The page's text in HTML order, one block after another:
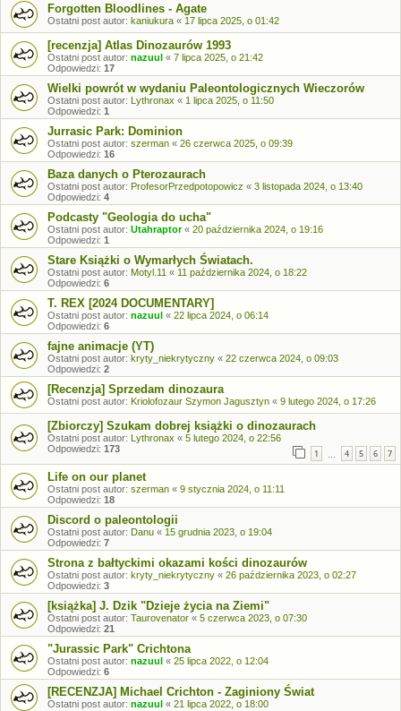
Forgotten Bloodlines - Agate
Ostatni post autor: kaniukura « 17 lipca 2025, o 01:42
[recenzja] Atlas Dinozaurów 1993
Ostatni post autor: nazuul « 7 lipca 2025, o 21:42
Odpowiedzi: 17
Wielki powrót w wydaniu Paleontologicznych Wieczorów
Ostatni post autor: Lythronax « 1 lipca 2025, o 11:50
Odpowiedzi: 1
Jurrasic Park: Dominion
Ostatni post autor: szerman « 26 czerwca 2025, o 09:39
Odpowiedzi: 16
Baza danych o Pterozaurach
Ostatni post autor: ProfesorPrzedpotopowicz « 3 listopada 2024, o 13:40
Odpowiedzi: 4
Podcasty "Geologia do ucha"
Ostatni post autor: Utahraptor« 20 października 2024, o 19:16
Odpowiedzi: 1
Stare Książki o Wymarłych Światach.
Ostatni post autor: Motyl.11 « 11 października 2024, o 18:22
Odpowiedzi: 6
T. REX [2024 DOCUMENTARY]
Ostatni post autor: nazuul « 22 lipca 2024, o 06:14
Odpowiedzi: 6
fajne animacje (YT)
Ostatni post autor: kryty_niekrytyczny « 22 czerwca 2024, o 09:03
Odpowiedzi: 2
[Recenzja] Sprzedam dinozaura
Ostatni post autor: Kriolofozaur Szymon Jagusztyn « 9 lutego 2024, o 17:26
[Zbiorczy] Szukam dobrej książki o dinozaurach
Ostatni post autor: Lythronax « 5 lutego 2024, o 22:56
Odpowiedzi: 173 1 4 5 6 7
Life on our planet
Ostatni post autor: szerman « 9 stycznia 2024, o 11:11
Odpowiedzi: 18
Discord o paleontologii
Ostatni post autor: Danu « 15 grudnia 2023, o 19:04
Odpowiedzi: 7
Strona z bałtyckimi okazami kości dinozaurów
Ostatni post autor: kryty_niekrytyczny « 26 października 2023, o 02:27
Odpowiedzi: 3
[książka] J. Dzik "Dzieje życia na Ziemi"
Ostatni post autor: Taurovenator « 5 czerwca 2023, o 07:30
Odpowiedzi: 21
"Jurassic Park" Crichtona
Ostatni post autor: nazuul « 25 lipca 2022, o 12:04
Odpowiedzi: 6
[RECENZJA] Michael Crichton - Zaginiony Świat
Ostatni post autor: nazuul « 21 lipca 2022, o 18:00